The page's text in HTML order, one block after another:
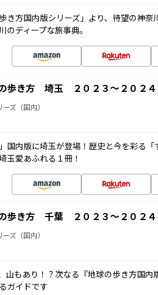
き方国内版シリーズ」より、待望の神
のディープな旅事典。
歩き方 埼玉 ２０２３～２０２４
ズ（国内）
国内版に埼玉が登場！歴史と今を彩る
玉愛あふれる１冊！
歩き方 千葉 ２０２３～２０２４
ズ（国内）
山もあり！？次なる『地球の歩き方国
ガイドです